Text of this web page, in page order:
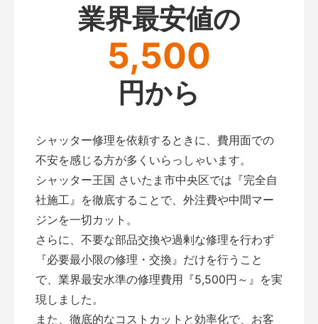
業界最安値の
5,500
円から
シャッター修理を依頼するときに、費用面での
不安を感じる方が多くいらっしゃいます。
シャッター王国 さいたま市中央区では『完全自
社施工』を徹底することで、外注費や中間マー
ジンを一切カット。
さらに、不要な部品交換や過剰な修理を行わず
『必要最小限の修理・交換』だけを行うこと
で、業界最安水準の修理費用『5,500円～』を実
現しました。
また、徹底的なコストカットと効率化で、お客